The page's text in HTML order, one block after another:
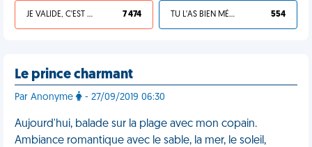
JE VALIDE, C'EST UNE VDM 7 474 TU L'AS BIEN MÉRITÉ 554
Le prince charmant
Par Anonyme - 27/09/2019 06:30
Aujourd'hui, balade sur la plage avec mon copain.
Ambiance romantique avec le sable, la mer, le soleil,